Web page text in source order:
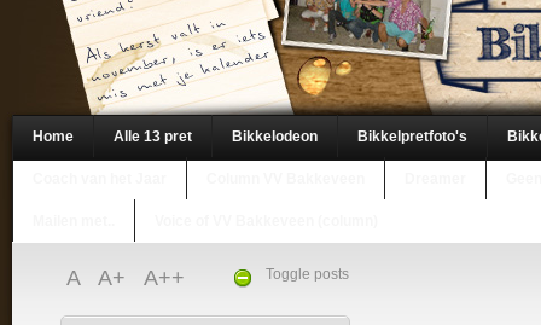
Home Alle 13 pret Bikkelodeon Bikkelpretfoto's
Toggle posts
A A+ A++